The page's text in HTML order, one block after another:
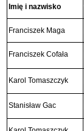
Imię i nazwisko
Franciszek Maga
Franciszek Cofała
Karol Tomaszczyk
Stanisław Gac